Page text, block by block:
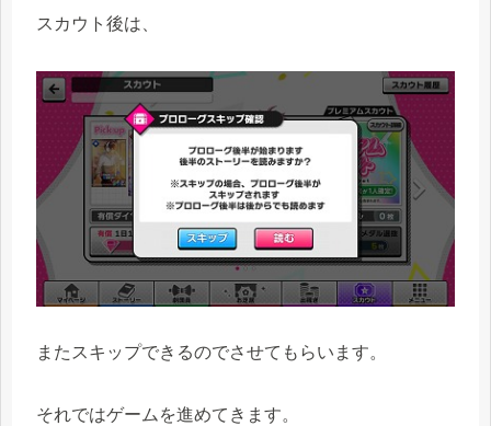
スカウト後は、
またスキップできるのでさせてもらいます。
それではゲームを進めてきます。